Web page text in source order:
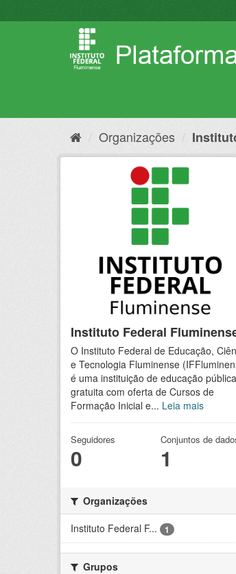
para
Organizações
Instituto Federal
O Instituto Federal de Educação,
e Tecnologia Fluminense
é uma instituição de educação
gratuita com oferta de Cursos de
Formação Inicial e... Leia mais
Seguidores
0
Conjuntos de
1
Organizações
Instituto Federal F...
1
Grupos